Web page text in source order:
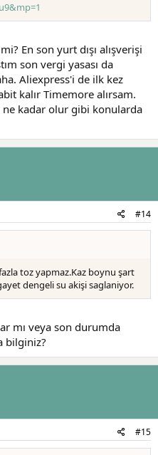
En son yurt dışı alışverişi
son vergi yasası da
Aliexpress'i de ilk kez
kalır Timemore alırsam.
kadar olur gibi konularda
#14
toz yapmaz.Kaz boynu şart
dengeli su akişi saglaniyor.
mı veya son durumda
bilginiz?
#15